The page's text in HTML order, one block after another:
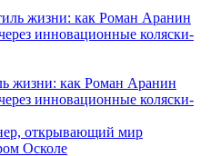
жизни: как Роман Аранин
инновационные коляски-